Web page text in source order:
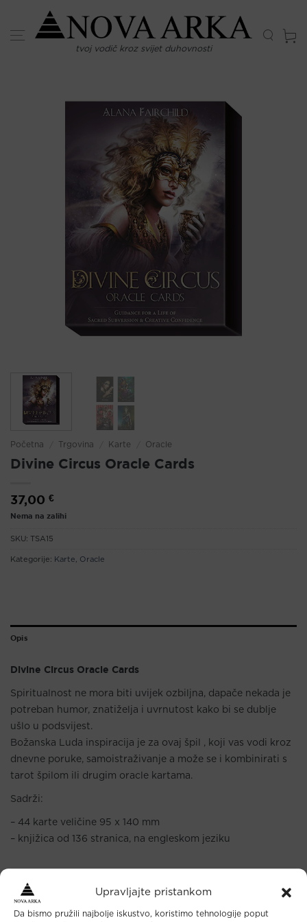
Upravljajte pristankom
Da bismo pružili najbolje iskustvo, koristimo tehnologije poput
content
tvoj vodič kroz svijet duhovnosti
Početna Trgovina Karte Oracle
Divine Circus Oracle Cards
37,00 €
Nema na zalihi
SKU: TSA15
Kategorije: Karte Oracle
Opis
Divine Circus Oracle Cards
Spiritualnost ne mora biti uvijek ozbiljna, dapače nekada je
potreban humor, znatiželja i uvrnutost kako bi se dublje
ušlo u podsvijest.
Božanska Luda inspiracija je za ovaj špil , koji vas vodi kroz
dnevne poruke, samoistraživanje a može se i kombinirati s
tarot špilom ili drugim oracle kartama.
Sadrži:
– 44 karte veličine 95 x 140 mm
– knjižica od 136 stranica, na engleskom jeziku